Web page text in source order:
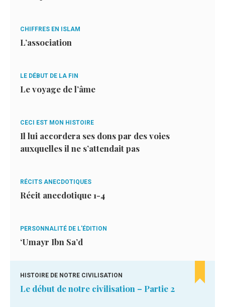
CHIFFRES EN ISLAM
L’association
LE DÉBUT DE LA FIN
Le voyage de l’âme
CECI EST MON HISTOIRE
Il lui accordera ses dons par des voies
auxquelles il ne s’attendait pas
RÉCITS ANECDOTIQUES
Récit anecdotique 1-4
PERSONNALITÉ DE L'ÉDITION
‘Umayr Ibn Sa’d
HISTOIRE DE NOTRE CIVILISATION
Le début de notre civilisation – Partie 2